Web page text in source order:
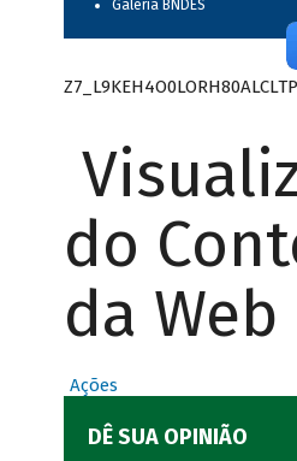
Galeria BNDES
do
da Web
Ações
DÊ SUA OPINIÃO